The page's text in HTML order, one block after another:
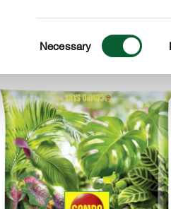
Selection
Necessary
专用土 COMPO SANA® 家庭园艺